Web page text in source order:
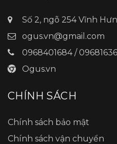
Số 2, ngõ 254 Vĩnh
ogus.vn@gmail.com
0968401684 /
Ogus.vn
CHÍNH SÁCH
Chính sách bảo mật
Chính sách vận chuyển